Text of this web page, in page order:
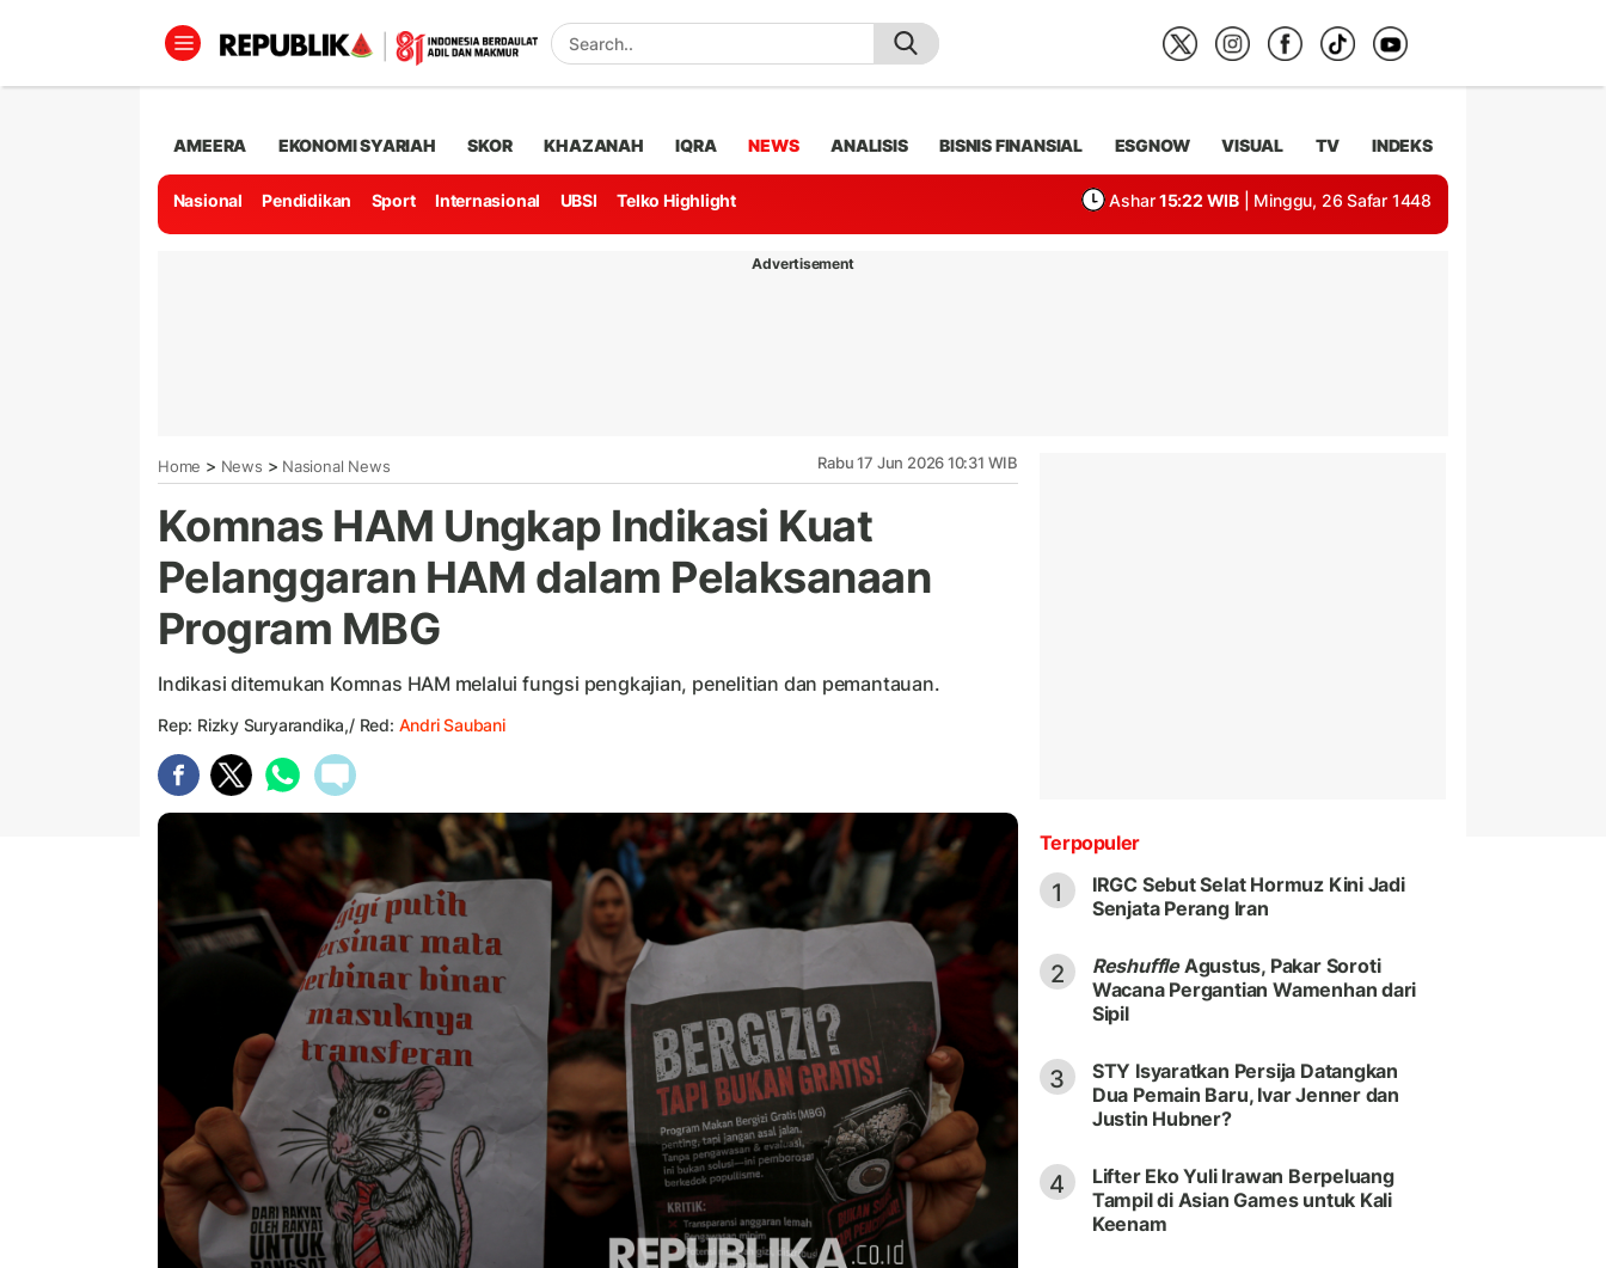
AMEERA EKONOMI SYARIAH SKOR KHAZANAH IQRA NEWS ANALISIS BISNIS FINANSIAL ESGNOW VISUAL TV INDEKS
Nasional Pendidikan Sport Internasional UBSI Telko Highlight Ashar 15:22 WIB | Minggu, 26 Safar 1448
Advertisement
Home > News > Nasional News Rabu 17 Jun 2026 10:31 WIB
Komnas HAM Ungkap Indikasi Kuat
Pelanggaran HAM dalam Pelaksanaan
Program MBG
Indikasi ditemukan Komnas HAM melalui fungsi pengkajian, penelitian dan pemantauan.
Rep: Rizky Suryarandika,/ Red: Andri Saubani
Terpopuler
1
IRGC Sebut Selat Hormuz Kini Jadi
Senjata Perang Iran
2 ReshuffleAgustus, Pakar Soroti
Wacana Pergantian Wamenhan dari
Sipil
3
STY Isyaratkan Persija Datangkan
Dua Pemain Baru, Ivar Jenner dan
Justin Hubner?
4
Lifter Eko Yuli Irawan Berpeluang
Tampil di Asian Games untuk Kali
Keenam